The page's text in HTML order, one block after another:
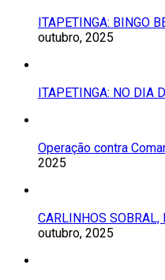
ITAPETINGA: BINGO
outubro, 2025
ITAPETINGA: NO DIA
Operação contra
2025
CARLINHOS SOBRAL,
outubro, 2025